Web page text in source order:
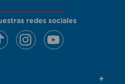
redes sociales
+